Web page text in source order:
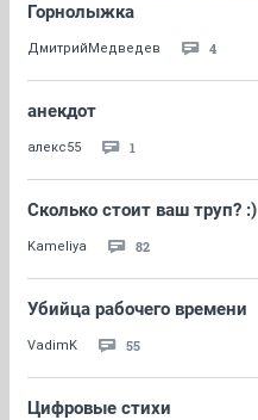
Горнолыжка
ДмитрийМедведев 4
анекдот
алекс55 1
Сколько стоит ваш труп? :)
Kameliya 82
Убийца рабочего времени
VadimK 55
Цифровые стихи